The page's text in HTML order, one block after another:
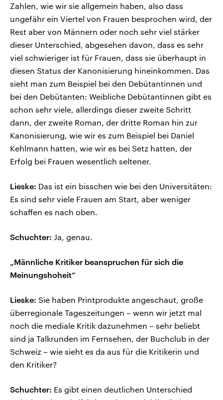
Zahlen, wie wir sie allgemein haben, also dass
ungefähr ein Viertel von Frauen besprochen wird, der
Rest aber von Männern oder noch sehr viel stärker
dieser Unterschied, abgesehen davon, dass es sehr
viel schwieriger ist für Frauen, dass sie überhaupt in
diesen Status der Kanonisierung hineinkommen. Das
sieht man zum Beispiel bei den Debütantinnen und
bei den Debütanten: Weibliche Debütantinnen gibt es
schon sehr viele, allerdings dieser zweite Schritt
dann, der zweite Roman, der dritte Roman hin zur
Kanonisierung, wie wir es zum Beispiel bei Daniel
Kehlmann hatten, wie wir es bei Setz hatten, der
Erfolg bei Frauen wesentlich seltener.
Lieske: Das ist ein bisschen wie bei den Universitäten:
Es sind sehr viele Frauen am Start, aber weniger
schaffen es nach oben.
Schuchter: Ja, genau.
„Männliche Kritiker beanspruchen für sich die
Meinungshoheit“
Lieske: Sie haben Printprodukte angeschaut, große
überregionale Tageszeitungen – wenn wir jetzt mal
noch die mediale Kritik dazunehmen – sehr beliebt
sind ja Talkrunden im Fernsehen, der Buchclub in der
Schweiz – wie sieht es da aus für die Kritikerin und
den Kritiker?
Schuchter: Es gibt einen deutlichen Unterschied